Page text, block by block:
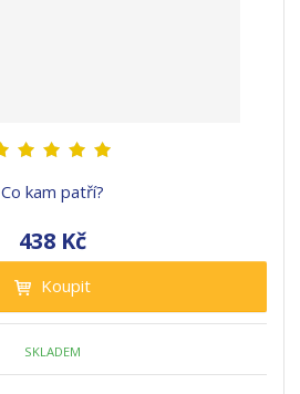
Co kam patří?
438 Kč
Koupit
SKLADEM